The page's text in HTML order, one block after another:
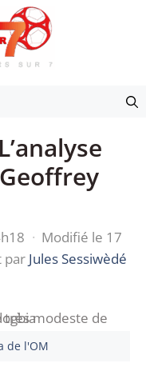
· Modifié le 17
par Jules Sessiwèdé
de l'OM